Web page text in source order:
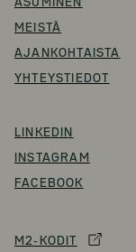
ASUMINEN
MEISTÄ
AJANKOHTAISTA
YHTEYSTIEDOT
LINKEDIN
INSTAGRAM
FACEBOOK
M2-KODIT